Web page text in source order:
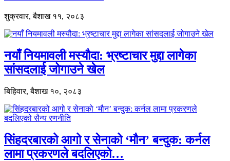
शुक्रवार, बैशाख ११, २०८३
नयाँ नियमावली मस्यौदा: भ्रष्टाचार मुद्दा लागेका
सांसदलाई जोगाउने खेल
बिहिवार, बैशाख १०, २०८३
सिंहदरबारको आगो र सेनाको ‘मौन’ बन्दुक: कर्नल
लामा प्रकरणले बदलिएको…